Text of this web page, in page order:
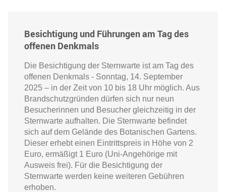
Besichtigung und Führungen am Tag des
offenen Denkmals
Die Besichtigung der Sternwarte ist am Tag des
offenen Denkmals - Sonntag, 14. September
2025 – in der Zeit von 10 bis 18 Uhr möglich. Aus
Brandschutzgründen dürfen sich nur neun
Besucherinnen und Besucher gleichzeitig in der
Sternwarte aufhalten. Die Sternwarte befindet
sich auf dem Gelände des Botanischen Gartens.
Dieser erhebt einen Eintrittspreis in Höhe von 2
Euro, ermäßigt 1 Euro (Uni-Angehörige mit
Ausweis frei). Für die Besichtigung der
Sternwarte werden keine weiteren Gebühren
erhoben.